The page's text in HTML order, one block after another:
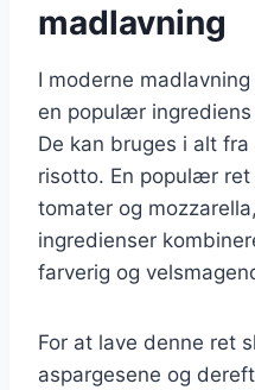
madlavning
I moderne
en populær
De kan bruges i alt
risotto. En populær
tomater og
ingredienser
farverig og
For at lave denne ret
aspargesene og